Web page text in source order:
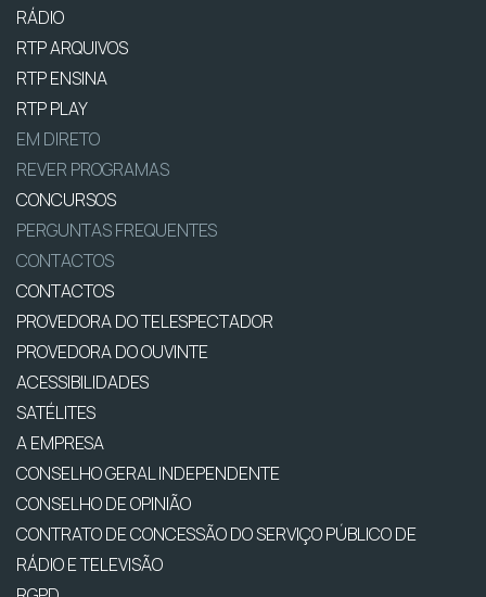
RÁDIO
RTP ARQUIVOS
RTP ENSINA
RTP PLAY
EM DIRETO
REVER PROGRAMAS
CONCURSOS
PERGUNTAS FREQUENTES
CONTACTOS
CONTACTOS
PROVEDORA DO TELESPECTADOR
PROVEDORA DO OUVINTE
ACESSIBILIDADES
SATÉLITES
A EMPRESA
CONSELHO GERAL INDEPENDENTE
CONSELHO DE OPINIÃO
CONTRATO DE CONCESSÃO DO SERVIÇO PÚBLICO DE
RÁDIO E TELEVISÃO